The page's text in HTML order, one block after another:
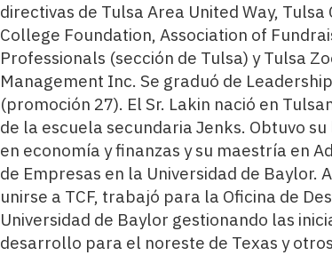
directivas de Tulsa Area United Way, Tulsa
College Foundation, Association of
Professionals (sección de Tulsa) y Tulsa
Management Inc. Se graduó de
(promoción 27). El Sr. Lakin nació en
de la escuela secundaria Jenks. Obtuvo
en economía y finanzas y su maestría en
de Empresas en la Universidad de Baylor.
unirse a TCF, trabajó para la Oficina de
Universidad de Baylor gestionando las
desarrollo para el noreste de Texas y